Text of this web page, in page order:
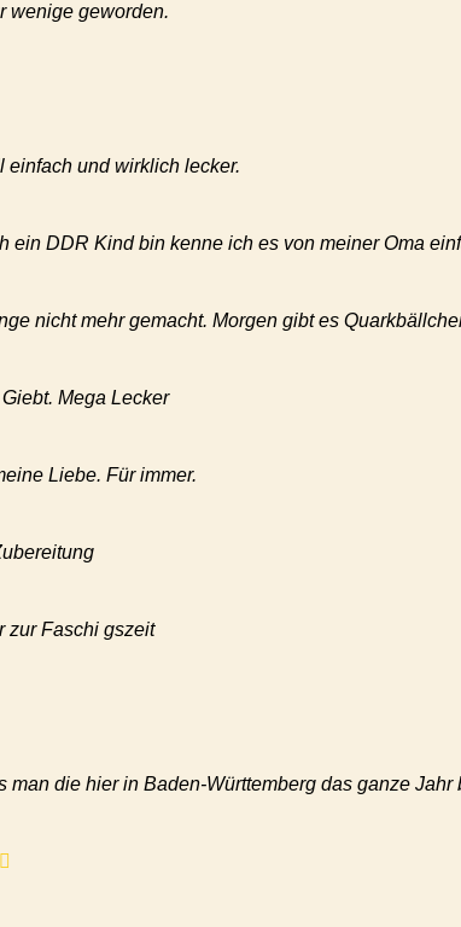
wenige geworden.
einfach und wirklich lecker.
ein DDR Kind bin kenne ich es von meiner Oma
nicht mehr gemacht. Morgen gibt es
Mega Lecker
Liebe. Für immer.
zur Faschi gszeit
man die hier in Baden-Württemberg das ganze